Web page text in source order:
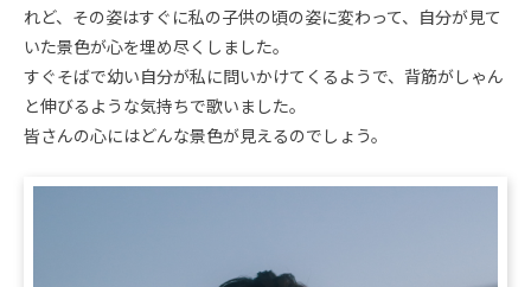
れど、その姿はすぐに私の子供の頃の姿に変わって、自分が見て
いた景色が心を埋め尽くしました。
すぐそばで幼い自分が私に問いかけてくるようで、背筋がしゃん
と伸びるような気持ちで歌いました。
皆さんの心にはどんな景色が見えるのでしょう。